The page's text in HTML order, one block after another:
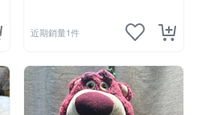
近期銷量1件